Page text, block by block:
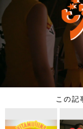
この記